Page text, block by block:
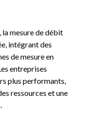
la mesure de débit
intégrant des
de mesure en
entreprises
plus performants,
ressources et une